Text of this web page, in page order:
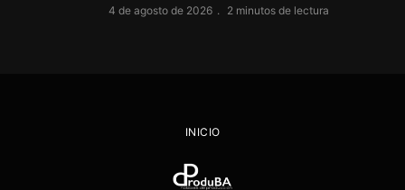
4 de agosto de 2026 2 minutos de lectura
INICIO